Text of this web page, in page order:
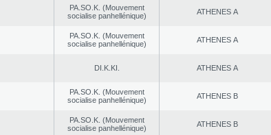
PA.SO.K. (Mouvement
socialise panhellénique)
ATHENES Α
PA.SO.K. (Mouvement
socialise panhellénique)
ATHENES Α
DI.K.KI. ATHENES Α
PA.SO.K. (Mouvement
socialise panhellénique)
ATHENES Β
PA.SO.K. (Mouvement
socialise panhellénique)
ATHENES Β